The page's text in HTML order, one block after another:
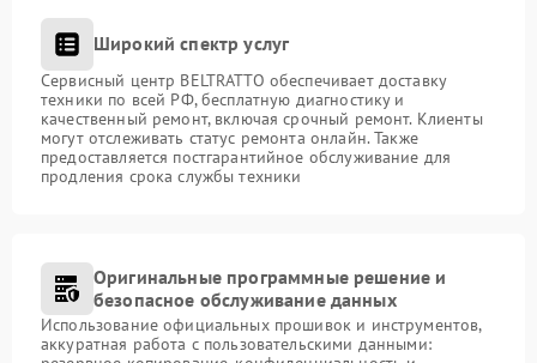
Широкий спектр услуг
Сервисный центр BELTRATTO обеспечивает доставку
техники по всей РФ, бесплатную диагностику и
качественный ремонт, включая срочный ремонт. Клиенты
могут отслеживать статус ремонта онлайн. Также
предоставляется постгарантийное обслуживание для
продления срока службы техники
Оригинальные программные решение и
безопасное обслуживание данных
Использование официальных прошивок и инструментов,
аккуратная работа с пользовательскими данными: